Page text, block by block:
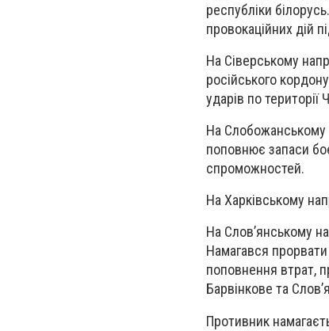
республіки
провокаційних дій
На Сіверському
російського
ударів по території
На Слобожанському
поповнює запаси
спроможностей.
На Харківському
На Слов’янському
Намагався
поповнення втрат,
Барвінкове та
Противник